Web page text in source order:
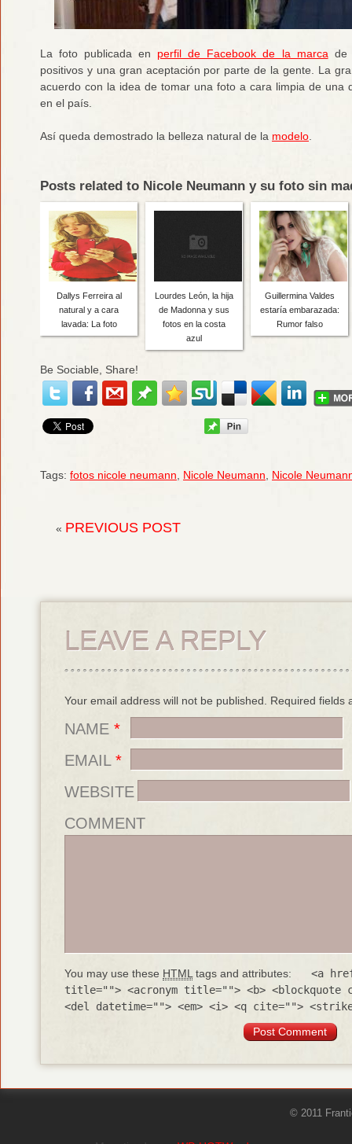
La foto publicada en perfil de Facebook de la marca de
positivos y una gran aceptación por parte de la gente. La
acuerdo con la idea de tomar una foto a cara limpia de una
en el país.
Así queda demostrado la belleza natural de la modelo
Posts related to Nicole Neumann y su foto sin
Dallys Ferreira al
natural y a cara
lavada: La foto
Lourdes León, la hija
de Madonna y sus
fotos en la costa
azul
Guillermina Valdes
estaría embarazada:
Rumor falso
Be Sociable, Share!
Tags: fotos nicole neumann Nicole Neumann Nicole
« PREVIOUS POST
LEAVE A REPLY
Your email address will not be published. Required fields
NAME *
EMAIL *
WEBSITE
COMMENT
You may use these HTML tags and attributes:
<a
title=""> <acronym title=""> <b> <blockquote
<del datetime=""> <em> <i> <q cite="">
© 2011